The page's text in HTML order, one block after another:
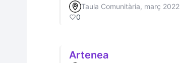
Taula Comunitària, març 2022
0
Artenea